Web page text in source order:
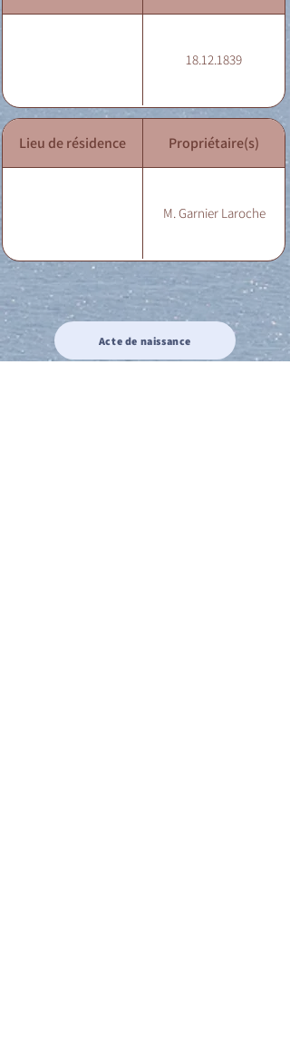
18.12.1839
Lieu de résidence Propriétaire(s)
M. Garnier Laroche
Acte de naissance